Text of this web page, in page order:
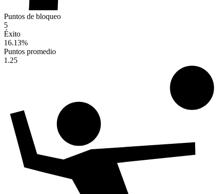
Puntos de bloqueo
5
Éxito
16.13%
Puntos promedio
1.25